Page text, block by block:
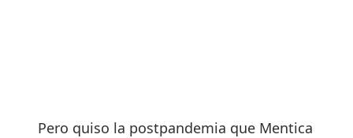
Pero quiso la postpandemia que Mentica